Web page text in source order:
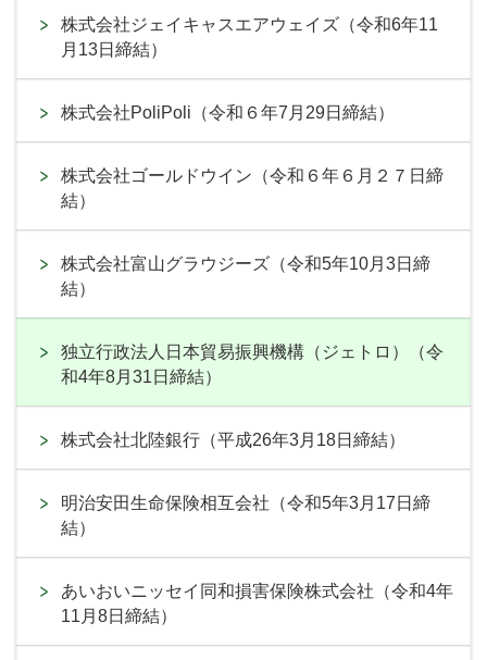
株式会社ジェイキャスエアウェイズ（令和6年11
月13日締結）
株式会社PoliPoli（令和６年7月29日締結）
株式会社ゴールドウイン（令和６年６月２７日締
結）
株式会社富山グラウジーズ（令和5年10月3日締
結）
独立行政法人日本貿易振興機構（ジェトロ）（令
和4年8月31日締結）
株式会社北陸銀行（平成26年3月18日締結）
明治安田生命保険相互会社（令和5年3月17日締
結）
あいおいニッセイ同和損害保険株式会社（令和4年
11月8日締結）